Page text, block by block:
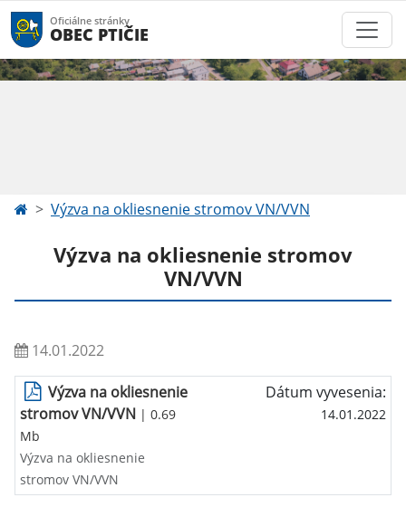
Oficiálne stránky
OBEC PTIČIE
Výzva na okliesnenie stromov VN/VVN
Výzva na okliesnenie stromov
VN/VVN
14.01.2022
Výzva na okliesnenie
stromov VN/VVN | 0.69
Mb
Dátum vyvesenia:
14.01.2022
Výzva na okliesnenie
stromov VN/VVN